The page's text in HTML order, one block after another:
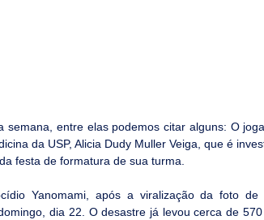
semana, entre elas podemos citar alguns: O
da USP, Alicia Dudy Muller Veiga, que é
festa de formatura de sua turma.
Yanomami, após a viralização da foto
dia 22. O desastre já levou cerca de